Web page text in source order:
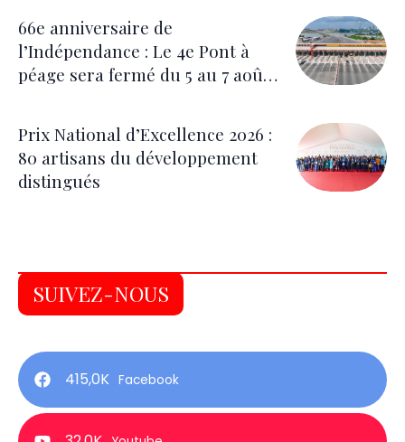
66e anniversaire de
l’Indépendance : Le 4e Pont à
péage sera fermé du 5 au 7 août
Prix National d’Excellence 2026 :
80 artisans du développement
distingués
SUIVEZ-NOUS
415,0K Facebook